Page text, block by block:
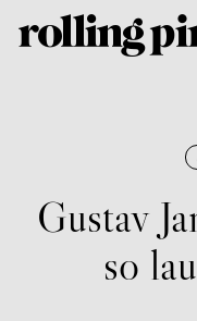
Gustav
so